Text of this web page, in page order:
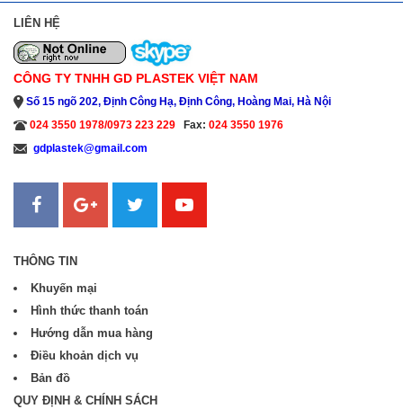
LIÊN HỆ
CÔNG TY TNHH GD PLASTEK VIỆT NAM
Số 15 ngõ 202, Định Công Hạ, Định Công, Hoàng Mai, Hà Nội
024 3550 1978/0973 223 229
Fax: 024 3550 1976
gdplastek@gmail.com
THÔNG TIN
Khuyến mại
Hình thức thanh toán
Hướng dẫn mua hàng
Điều khoản dịch vụ
Bản đồ
QUY ĐỊNH & CHÍNH SÁCH